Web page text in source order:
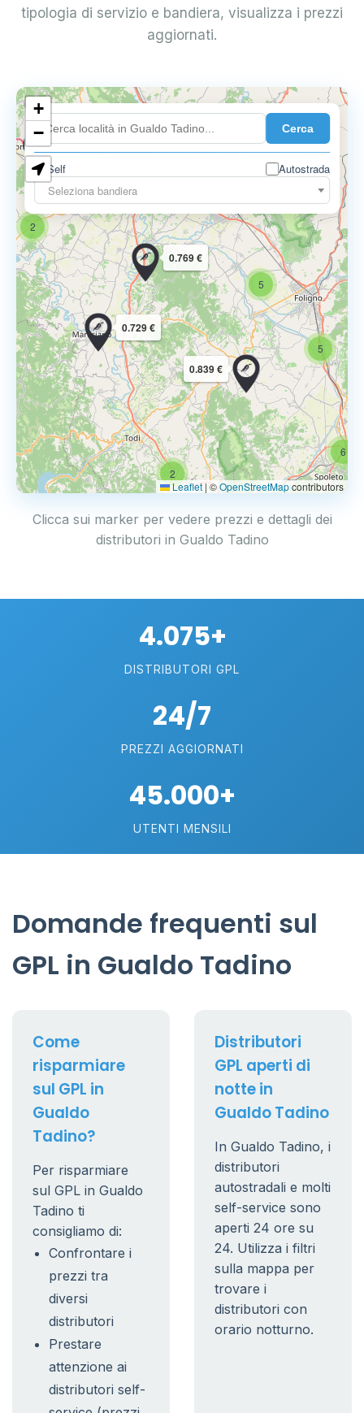
tipologia di servizio e bandiera, visualizza i prezzi
aggiornati.
Cerca
Self
Autostrada
Seleziona bandiera
6
5
5
2
2
12
0.839 €
0.729 €
0.719 €
0.769 €
+
−
Leaflet|©OpenStreetMapcontributors
Clicca sui marker per vedere prezzi e dettagli dei
distributori in Gualdo Tadino
4.075+
DISTRIBUTORI GPL
24/7
PREZZI AGGIORNATI
45.000+
UTENTI MENSILI
Domande frequenti sul
GPL in Gualdo Tadino
Come
risparmiare
sul GPL in
Gualdo
Tadino?
Per risparmiare
sul GPL in Gualdo
Tadino ti
consigliamo di:
Confrontare i
prezzi tra
diversi
distributori
Prestare
attenzione ai
distributori self-
Distributori
GPL aperti di
notte in
Gualdo Tadino
In Gualdo Tadino, i
distributori
autostradali e molti
self-service sono
aperti 24 ore su
24. Utilizza i filtri
sulla mappa per
trovare i
distributori con
orario notturno.